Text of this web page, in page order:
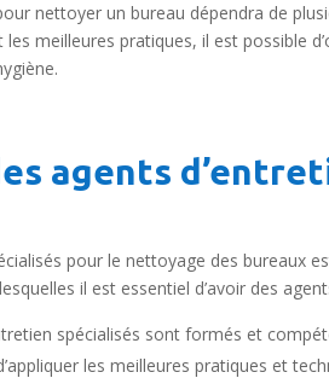
nettoyer un bureau dépendra de
meilleures pratiques, il est possible
agents
pour le nettoyage des bureaux
il est essentiel d’avoir des
spécialisés sont formés et
les meilleures pratiques et